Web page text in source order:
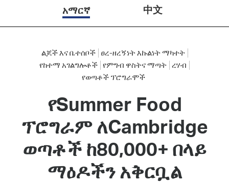
አማርኛ
中文
ልጆች እና ቤተሰቦች
ፀረ-ዘረኝነት እኩልነት ማካተት
የከተማ አገልግሎቶች የምግብ ዋስትና ማጣት ረሃብ
የወጣቶች ፕሮግራሞች
የSummer Food
ፕሮግራም ለCambridge
ወጣቶች ከ80,000+ በላይ
ማዕዶችን አቅርቧል